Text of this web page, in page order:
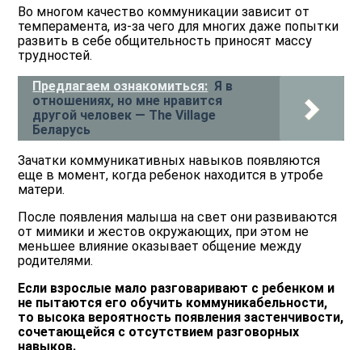
Во многом качество коммуникации зависит от
темперамента, из-за чего для многих даже попытки
развить в себе общительность приносят массу
трудностей.
Предлагаем ознакомиться: Я в
отношениях, но мне нравится
другой человек — The Village
Беларусь
Зачатки коммуникативных навыков появляются
еще в момент, когда ребенок находится в утробе
матери.
После появления малыша на свет они развиваются
от мимики и жестов окружающих, при этом не
меньшее влияние оказывает общение между
родителями.
Если взрослые мало разговаривают с ребенком и
не пытаются его обучить коммуникабельности,
то высока вероятность появления застенчивости,
сочетающейся с отсутствием разговорных
навыков.